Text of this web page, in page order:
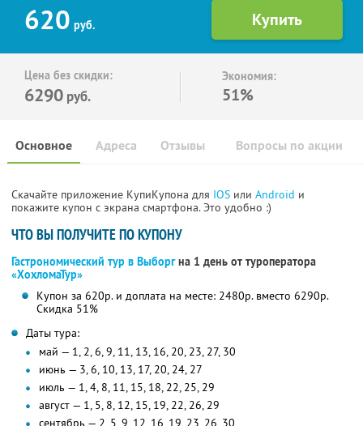
620 руб.
Цена без скидки:
6290 руб.
Экономия:
51%
Основное Отзывы Вопросы по акции
Адреса
Скачайте приложение КупиКупона для IOS или Android и
покажите купон с экрана смартфона. Это удобно :)
ЧТО ВЫ ПОЛУЧИТЕ ПО КУПОНУ
Гастрономический тур в Выборгна 1 день от туроператора
«ХохломаТур»
Купон за 620р. и доплата на месте: 2480р. вместо 6290р.
Скидка 51%
Даты тура:
май — 1, 2, 6, 9, 11, 13, 16, 20, 23, 27, 30
июнь — 3, 6, 10, 13, 17, 20, 24, 27
июль — 1, 4, 8, 11, 15, 18, 22, 25, 29
август — 1, 5, 8, 12, 15, 19, 22, 26, 29
сентябрь — 2, 5, 9, 12, 16, 19, 23, 26, 30